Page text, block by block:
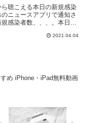
聴こえる本日の新規感染
ニュースアプリで通知さ
感染者数、、、。本日大
がありました。緊急事態宣
2021.04.04
め iPhone・iPad無料動画